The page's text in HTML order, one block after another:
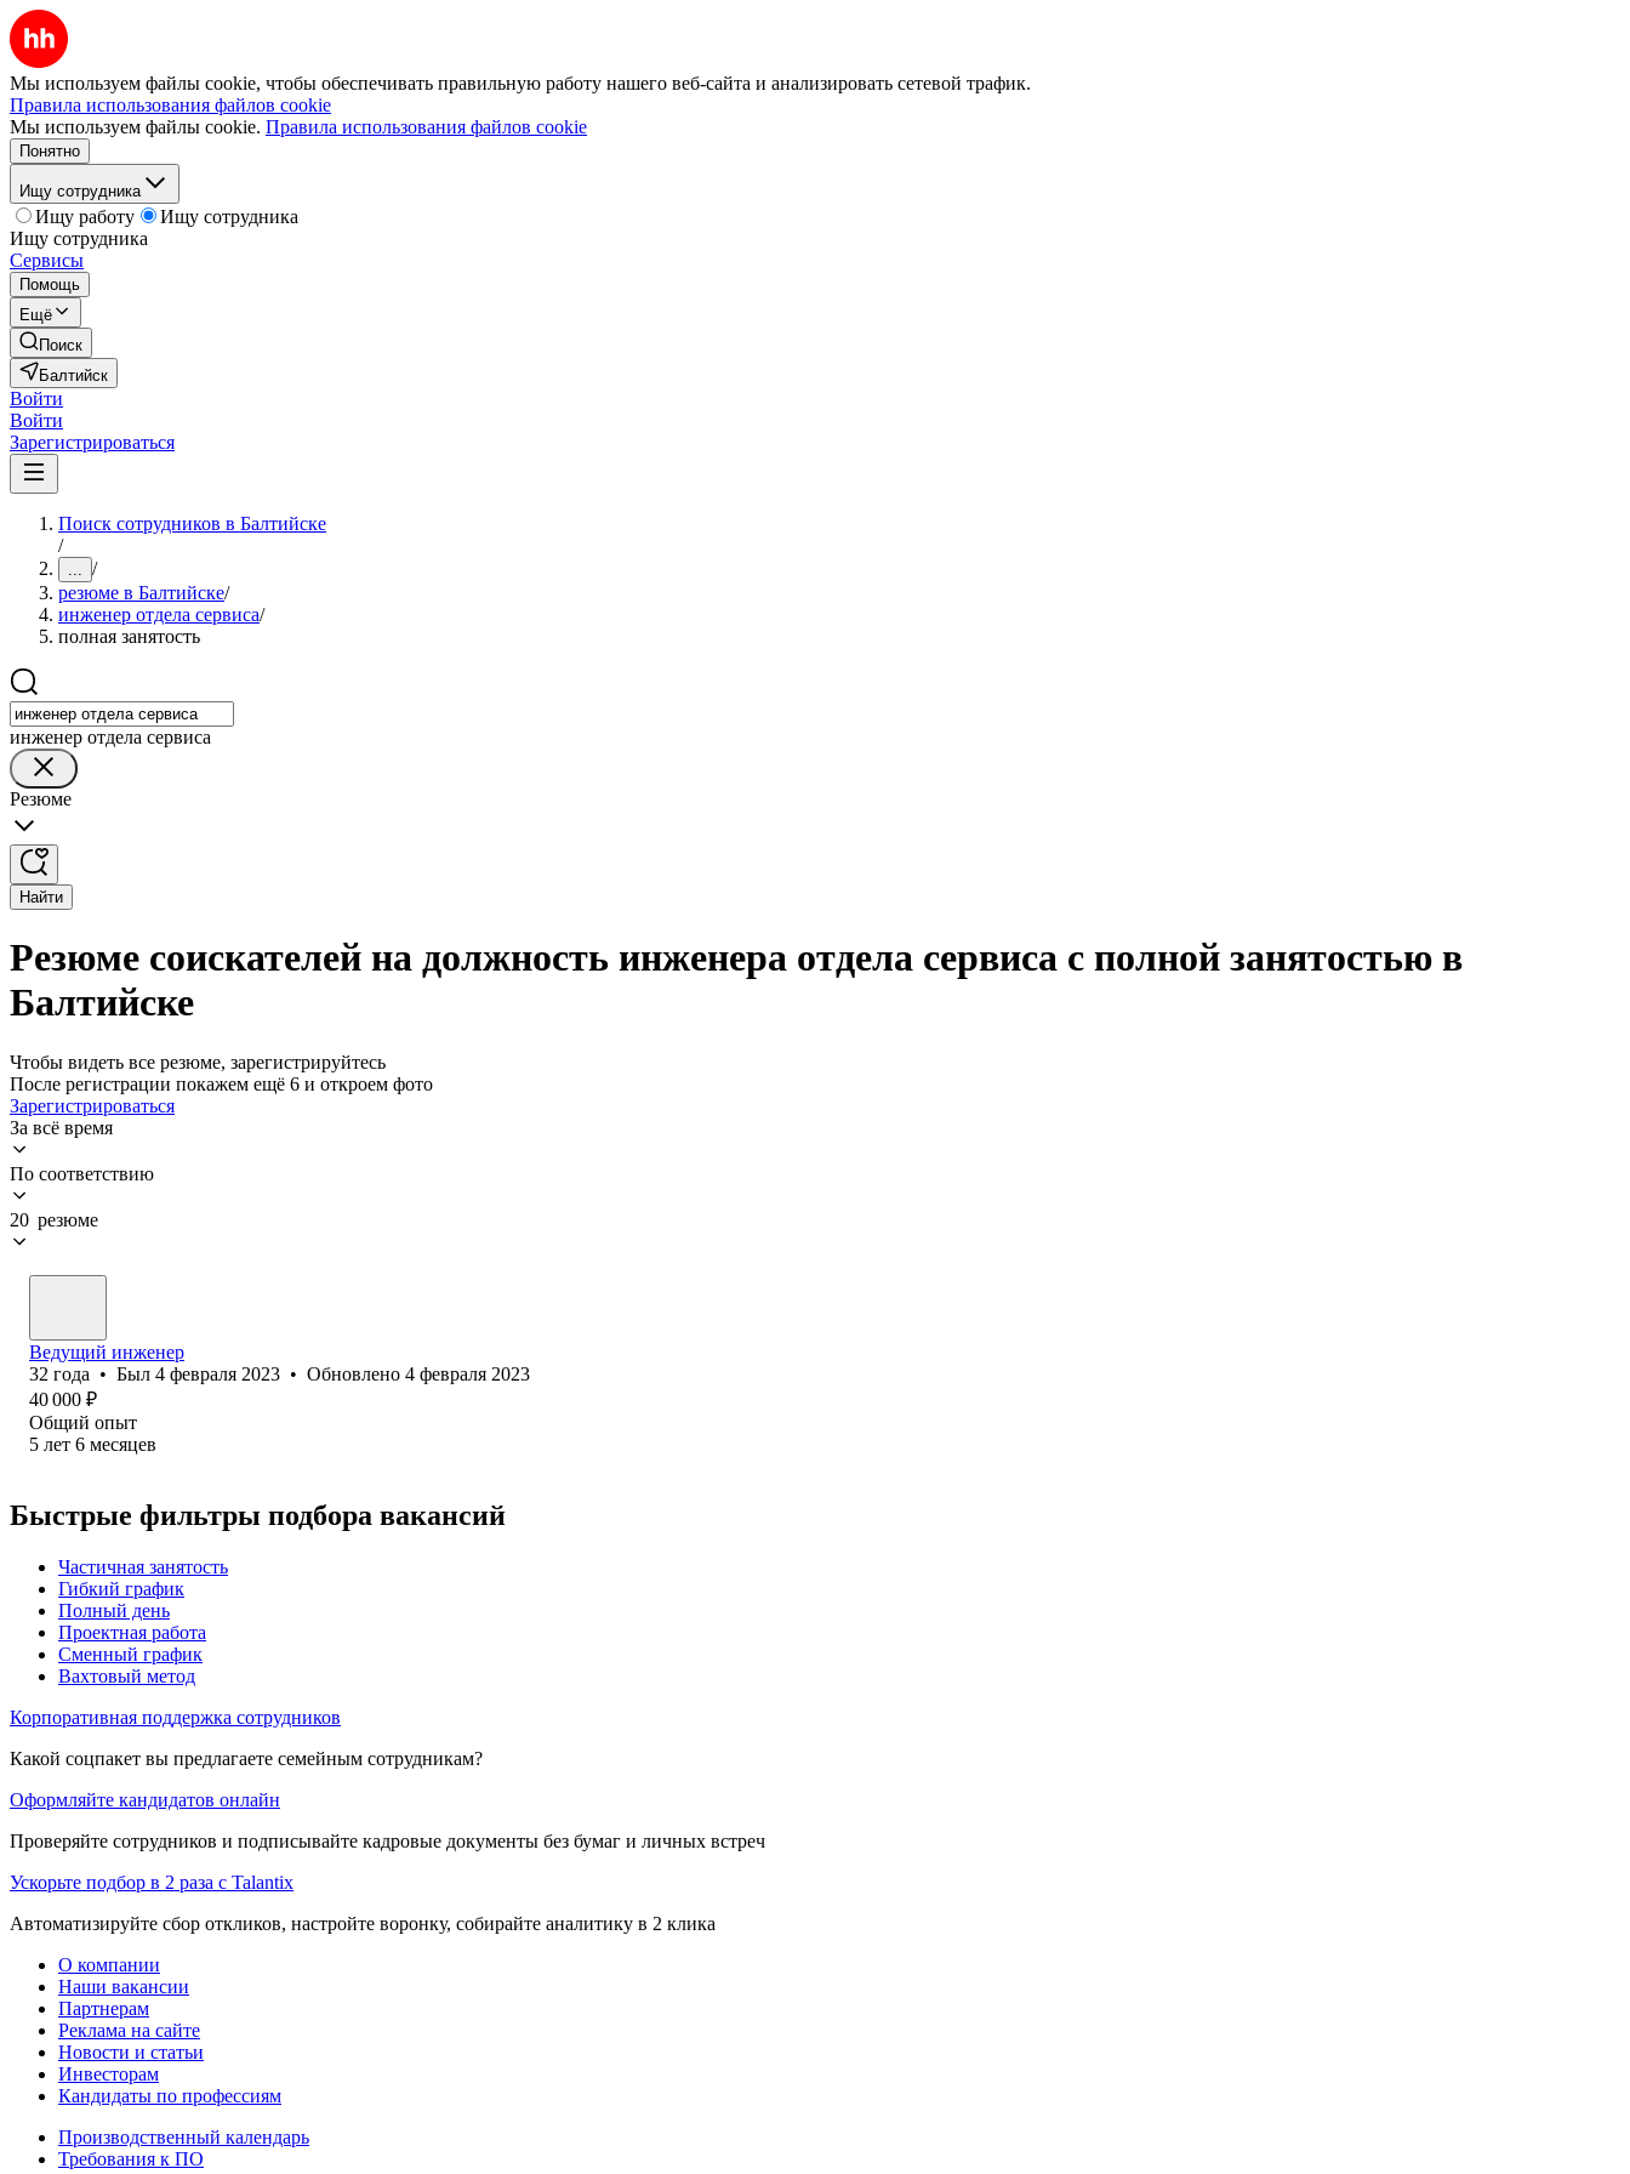
Мы используем файлы cookie, чтобы обеспечивать правильную работу нашего веб-сайта и анализировать сетевой трафик.
Правила использования файлов cookie
Мы используем файлы cookie. Правила использования файлов cookie
Понятно
Ищу сотрудника
Ищу работу
Ищу сотрудника
Ищу сотрудника
Сервисы
Помощь
Ещё
Поиск
Балтийск
Войти
Войти
Зарегистрироваться
Поиск сотрудников в Балтийске
/
... /
резюме в Балтийске/
инженер отдела сервиса/
полная занятость
инженер отдела сервиса
Резюме
Найти
Резюме соискателей на должность инженера отдела сервиса с полной занятостью в
Балтийске
Чтобы видеть все резюме, зарегистрируйтесь
После регистрации покажем ещё 6 и откроем фото
Зарегистрироваться
За всё время
По соответствию
20 резюме
Ведущий инженер
32 года • Был 4 февраля 2023 • Обновлено 4 февраля 2023
40 000 ₽
Общий опыт
5 лет 6 месяцев
Быстрые фильтры подбора вакансий
Частичная занятость
Гибкий график
Полный день
Проектная работа
Сменный график
Вахтовый метод
Корпоративная поддержка сотрудников
Какой соцпакет вы предлагаете семейным сотрудникам?
Оформляйте кандидатов онлайн
Проверяйте сотрудников и подписывайте кадровые документы без бумаг и личных встреч
Ускорьте подбор в 2 раза с Talantix
Автоматизируйте сбор откликов, настройте воронку, собирайте аналитику в 2 клика
О компании
Наши вакансии
Партнерам
Реклама на сайте
Новости и статьи
Инвесторам
Кандидаты по профессиям
Производственный календарь
Требования к ПО